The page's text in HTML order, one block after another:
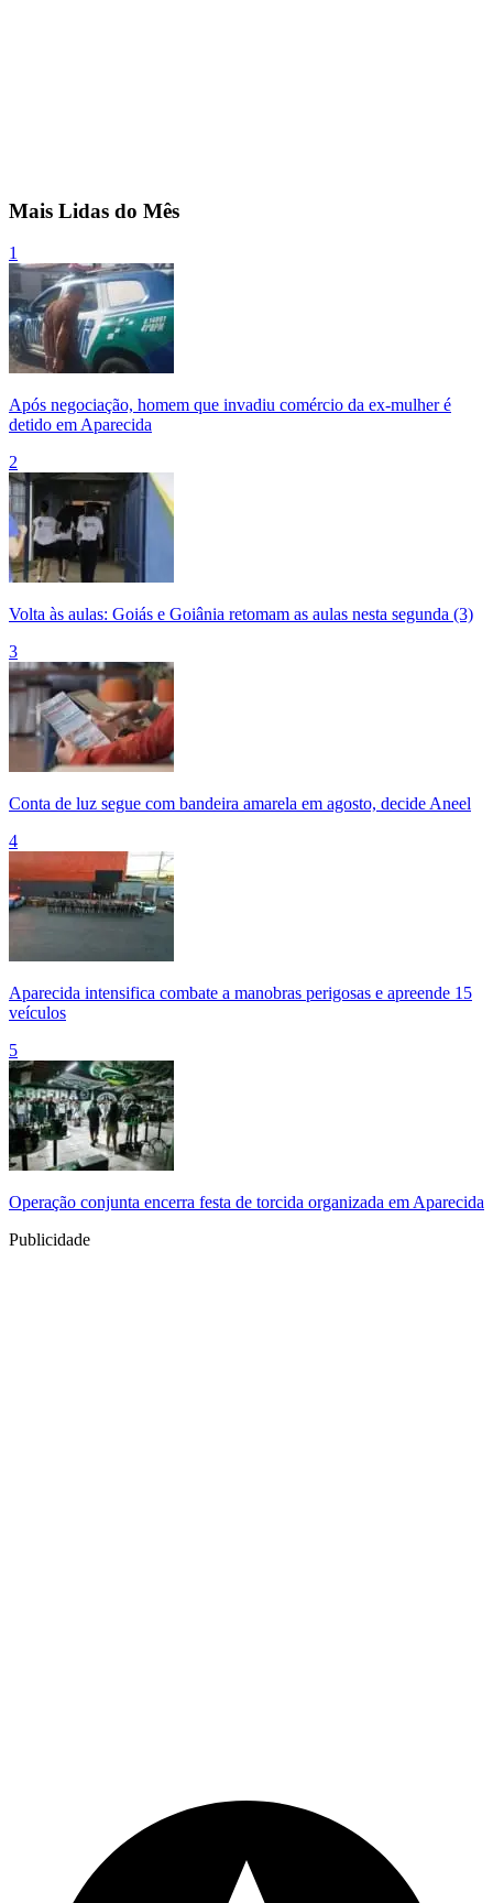
Mais Lidas do Mês
1
Após negociação, homem que invadiu comércio da ex-mulher é
detido em Aparecida
2
Volta às aulas: Goiás e Goiânia retomam as aulas nesta segunda (3)
3
Conta de luz segue com bandeira amarela em agosto, decide Aneel
4
Aparecida intensifica combate a manobras perigosas e apreende 15
veículos
5
Operação conjunta encerra festa de torcida organizada em Aparecida
Publicidade